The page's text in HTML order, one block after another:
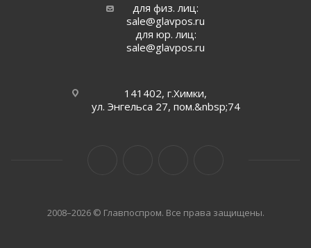
для физ. лиц:
sale@glavpos.ru
для юр. лиц:
sale@glavpos.ru
141402, г.Химки,
ул. Энгельса 27, пом.&nbsp;74
2008–2026 © Главпоспром. Все права защищены.